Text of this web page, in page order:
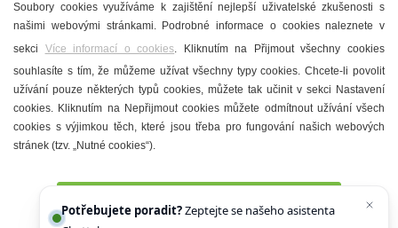
Mandloně
Ubytování
Restaurace
Městské muzeum a galerie
Denní meníčka
Soubory cookies využíváme k zajištění nejlepší uživatelské zkušenosti s
našimi webovými stránkami. Podrobné informace o cookies naleznete v
sekci Více informací o cookies. Kliknutím na Přijmout všechny cookies
souhlasíte s tím, že můžeme užívat všechny typy cookies. Chcete-li povolit
užívání pouze některých typů cookies, můžete tak učinit v sekci Nastavení
cookies. Kliknutím na Nepřijmout cookies můžete odmítnout užívání všech
cookies s výjimkou těch, které jsou třeba pro fungování našich webových
stránek (tzv. „Nutné cookies“).
Přijmout všechny cookies
Potřebujete poradit?Zeptejte se našeho asistenta